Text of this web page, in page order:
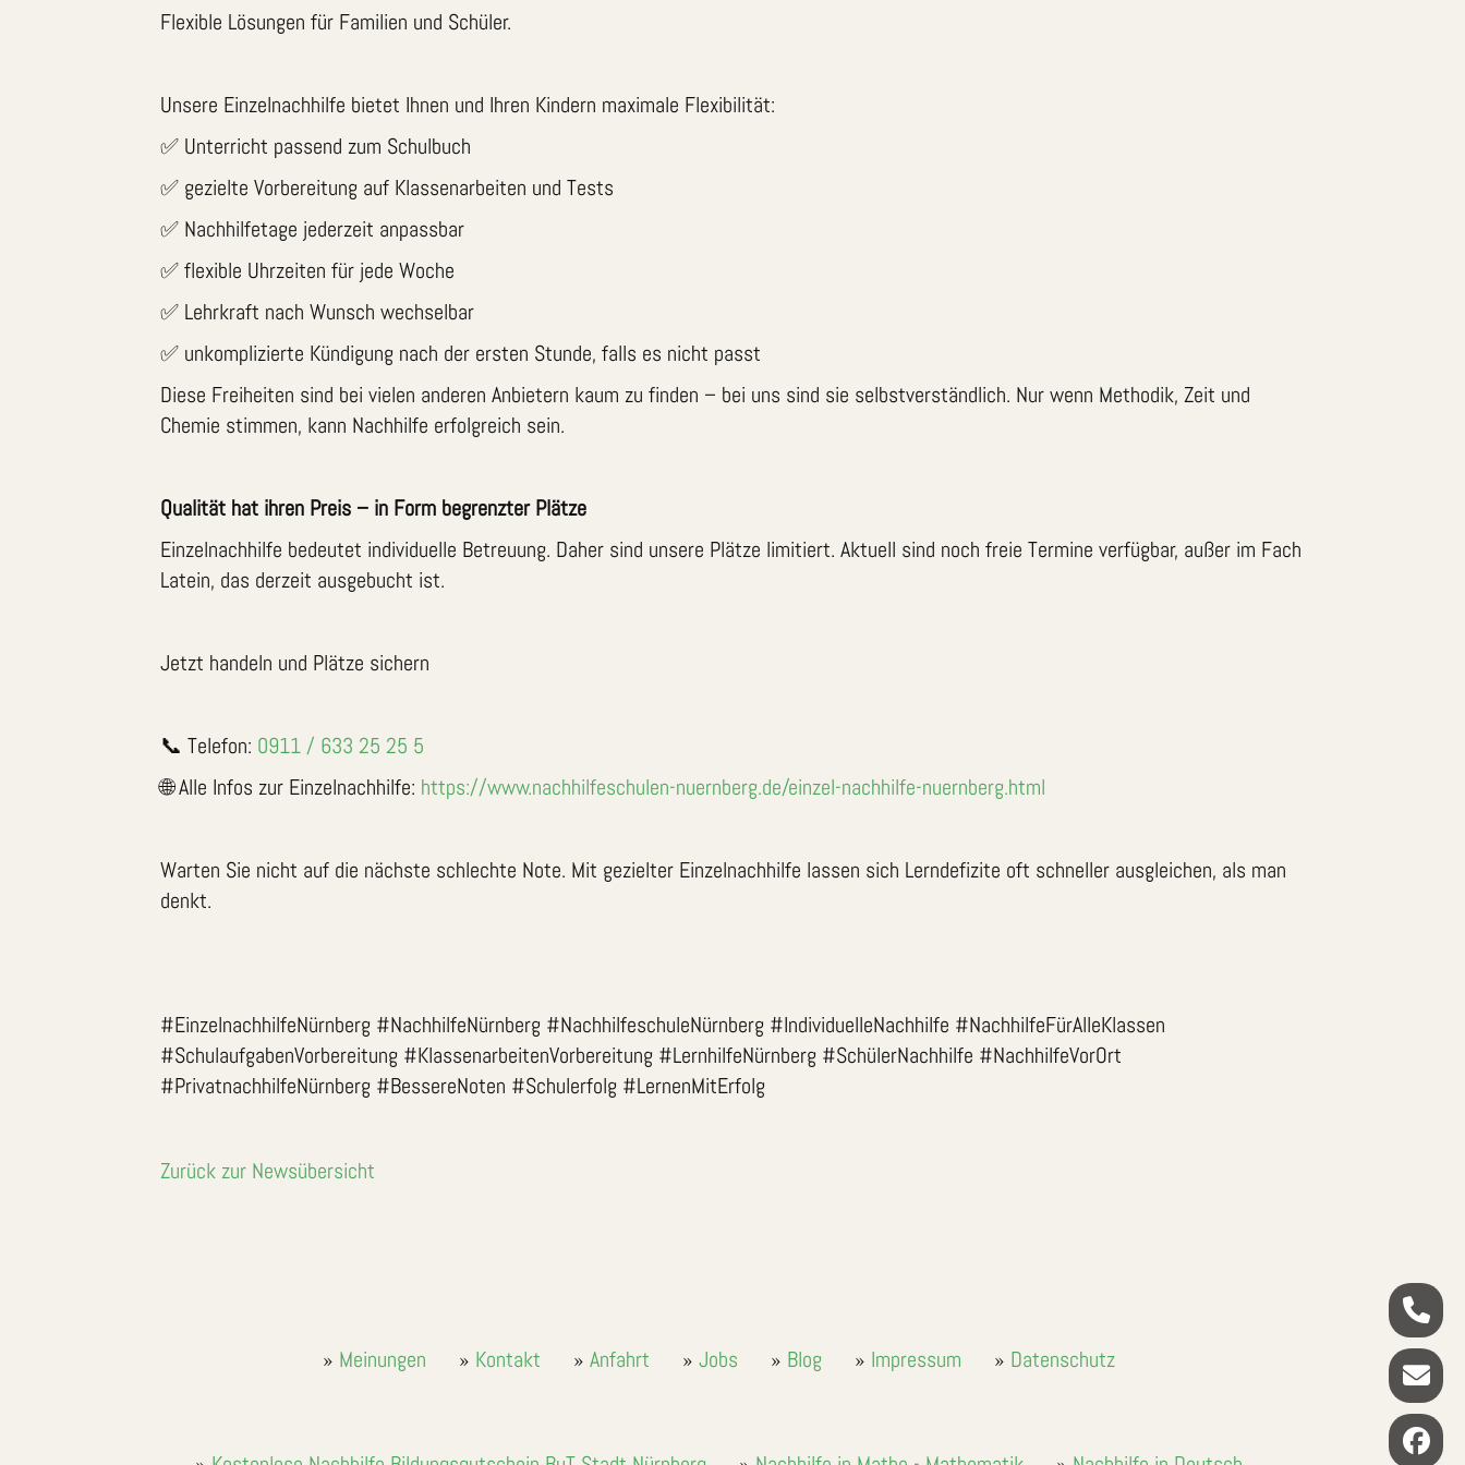
Flexible Lösungen für Familien und Schüler.
Unsere Einzelnachhilfe bietet Ihnen und Ihren Kindern maximale Flexibilität:
✅ Unterricht passend zum Schulbuch
✅ gezielte Vorbereitung auf Klassenarbeiten und Tests
✅ Nachhilfetage jederzeit anpassbar
✅ flexible Uhrzeiten für jede Woche
✅ Lehrkraft nach Wunsch wechselbar
✅ unkomplizierte Kündigung nach der ersten Stunde, falls es nicht passt
Diese Freiheiten sind bei vielen anderen Anbietern kaum zu finden – bei uns sind sie selbstverständlich. Nur wenn Methodik, Zeit und
Chemie stimmen, kann Nachhilfe erfolgreich sein.
Qualität hat ihren Preis – in Form begrenzter Plätze
Einzelnachhilfe bedeutet individuelle Betreuung. Daher sind unsere Plätze limitiert. Aktuell sind noch freie Termine verfügbar, außer im Fach
Latein, das derzeit ausgebucht ist.
Jetzt handeln und Plätze sichern
📞 Telefon: 0911 / 633 25 25 5
🌐 Alle Infos zur Einzelnachhilfe: https://www.nachhilfeschulen-nuernberg.de/einzel-nachhilfe-nuernberg.html
Warten Sie nicht auf die nächste schlechte Note. Mit gezielter Einzelnachhilfe lassen sich Lerndefizite oft schneller ausgleichen, als man
denkt.
#EinzelnachhilfeNürnberg #NachhilfeNürnberg #NachhilfeschuleNürnberg #IndividuelleNachhilfe #NachhilfeFürAlleKlassen
#SchulaufgabenVorbereitung #KlassenarbeitenVorbereitung #LernhilfeNürnberg #SchülerNachhilfe #NachhilfeVorOrt
#PrivatnachhilfeNürnberg #BessereNoten #Schulerfolg #LernenMitErfolg
Zurück zur Newsübersicht
Meinungen Kontakt Anfahrt Jobs Blog Impressum Datenschutz